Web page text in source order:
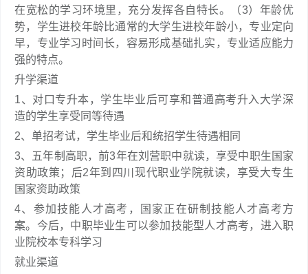
在宽松的学习环境里，充分发挥各自特长。（3）年龄优
势，学生进校年龄比通常的大学生进校年龄小，专业定向
早，专业学习时间长，容易形成基础扎实，专业适应能力
强的特点。
升学渠道
1、对口专升本，学生毕业后可享和普通高考升入大学深
造的学生享受同等待遇
2、单招考试，学生毕业后和统招学生待遇相同
3、五年制高职，前3年在刘营职中就读，享受中职生国家
资助政策；后2年到四川现代职业学院就读，享受大专生
国家资助政策
4、参加技能人才高考，国家正在研制技能人才高考方
案。今后，中职毕业生可以参加技能型人才高考，进入职
业院校本专科学习
就业渠道